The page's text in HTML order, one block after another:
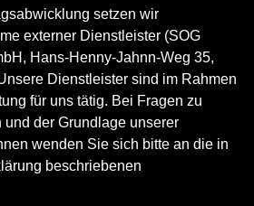
setzen wir
externer Dienstleister (SOG
Hans-Henny-Jahnn-Weg 35,
Dienstleister sind im Rahmen
für uns tätig. Bei Fragen zu
der Grundlage unserer
wenden Sie sich bitte an die in
beschriebenen